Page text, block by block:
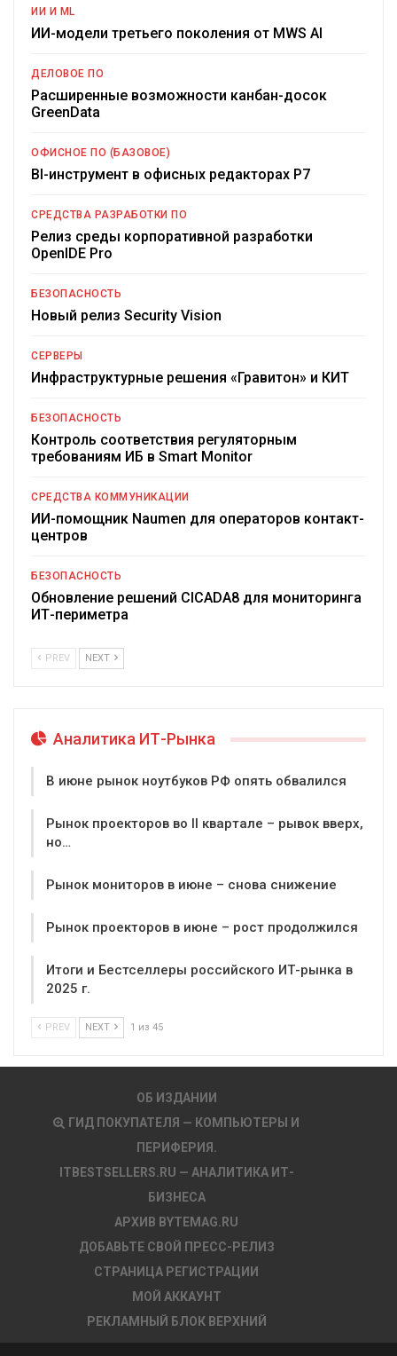
ИИ И ML
ИИ-модели третьего поколения от MWS AI
ДЕЛОВОЕ ПО
Расширенные возможности канбан-досок
GreenData
ОФИСНОЕ ПО (БАЗОВОЕ)
BI-инструмент в офисных редакторах Р7
СРЕДСТВА РАЗРАБОТКИ ПО
Релиз среды корпоративной разработки
OpenIDE Pro
БЕЗОПАСНОСТЬ
Новый релиз Security Vision
СЕРВЕРЫ
Инфраструктурные решения «Гравитон» и КИТ
БЕЗОПАСНОСТЬ
Контроль соответствия регуляторным
требованиям ИБ в Smart Monitor
СРЕДСТВА КОММУНИКАЦИИ
ИИ-помощник Naumen для операторов контакт-
центров
БЕЗОПАСНОСТЬ
Обновление решений CICADA8 для мониторинга
ИТ-периметра
PREV NEXT
Аналитика ИТ-Рынка
В июне рынок ноутбуков РФ опять обвалился
Рынок проекторов во II квартале – рывок вверх,
но…
Рынок мониторов в июне – снова снижение
Рынок проекторов в июне – рост продолжился
Итоги и Бестселлеры российского ИТ-рынка в
2025 г.
PREV NEXT 1 из 45
ОБ ИЗДАНИИ
ГИД ПОКУПАТЕЛЯ — КОМПЬЮТЕРЫ И
ПЕРИФЕРИЯ.
ITBESTSELLERS.RU — АНАЛИТИКА ИТ-
БИЗНЕСА
АРХИВ BYTEMAG.RU
ДОБАВЬТЕ СВОЙ ПРЕСС-РЕЛИЗ
СТРАНИЦА РЕГИСТРАЦИИ
МОЙ АККАУНТ
РЕКЛАМНЫЙ БЛОК ВЕРХНИЙ